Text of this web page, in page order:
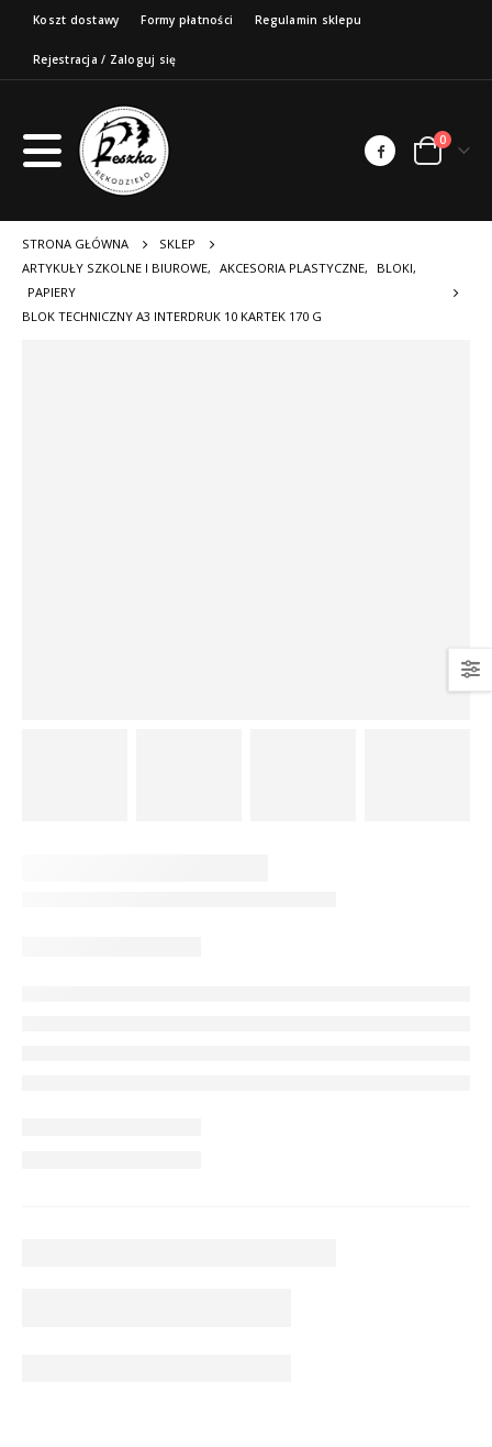
Koszt dostawy Formy płatności Regulamin sklepu
Rejestracja / Zaloguj się
0
STRONA GŁÓWNA
SKLEP
ARTYKUŁY SZKOLNE I BIUROWE, AKCESORIA PLASTYCZNE, BLOKI,
PAPIERY
BLOK TECHNICZNY A3 INTERDRUK 10 KARTEK 170 G